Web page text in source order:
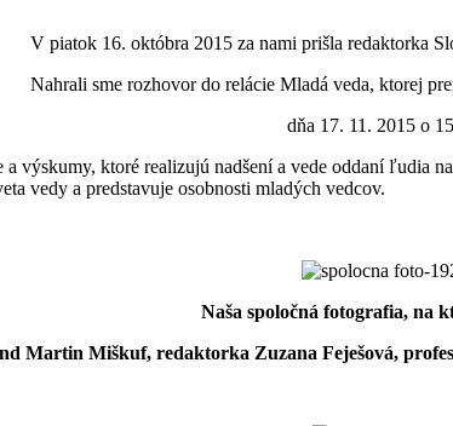
V piatok 16. októbra 2015 za nami prišla redaktorka
Nahrali sme rozhovor do relácie Mladá veda, ktorej
dňa 17. 11. 2015 o
výskumy, ktoré realizujú nadšení a vede oddaní ľudia
vedy a predstavuje osobnosti mladých vedcov.
Naša spoločná fotografia, na
Martin Miškuf, redaktorka Zuzana Feješová,